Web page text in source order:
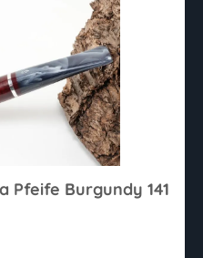
Pfeife Burgundy 141